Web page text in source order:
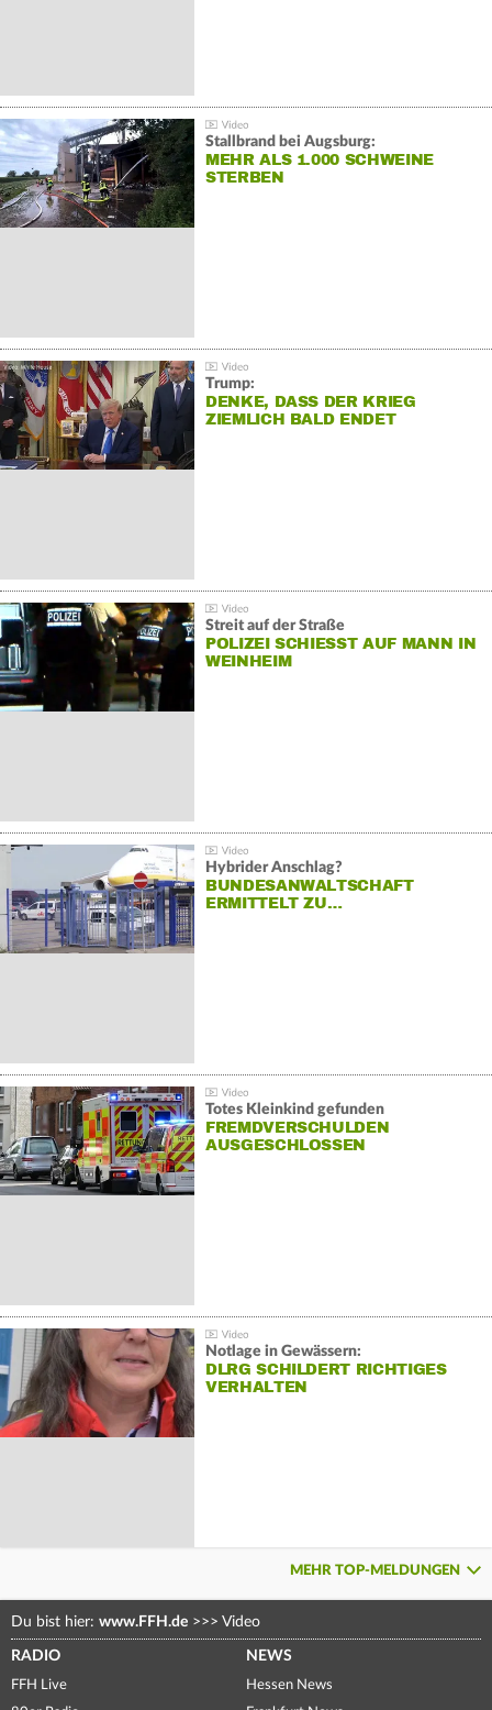
Stallbrand bei Augsburg:
MEHR ALS 1.000 SCHWEINE
STERBEN
Trump:
DENKE, DASS DER KRIEG
ZIEMLICH BALD ENDET
Streit auf der Straße
POLIZEI SCHIESST AUF MANN IN W
EINHEIM
Hybrider Anschlag?
BUNDESANWALTSCHAFT
ERMITTELT ZU…
Totes Kleinkind gefunden
FREMDVERSCHULDEN
AUSGESCHLOSSEN
Notlage in Gewässern:
DLRG SCHILDERT RICHTIGES
VERHALTEN
MEHR TOP-MELDUNGEN
Du bist hier: www.FFH.de >>> Video
RADIO
FFH Live
NEWS
Hessen News